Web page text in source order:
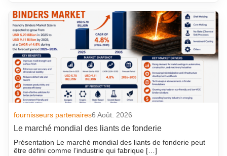
fournisseurs partenaires6 Août. 2026
Le marché mondial des liants de fonderie
Présentation Le marché mondial des liants de fonderie peut
être défini comme l’industrie qui fabrique […]